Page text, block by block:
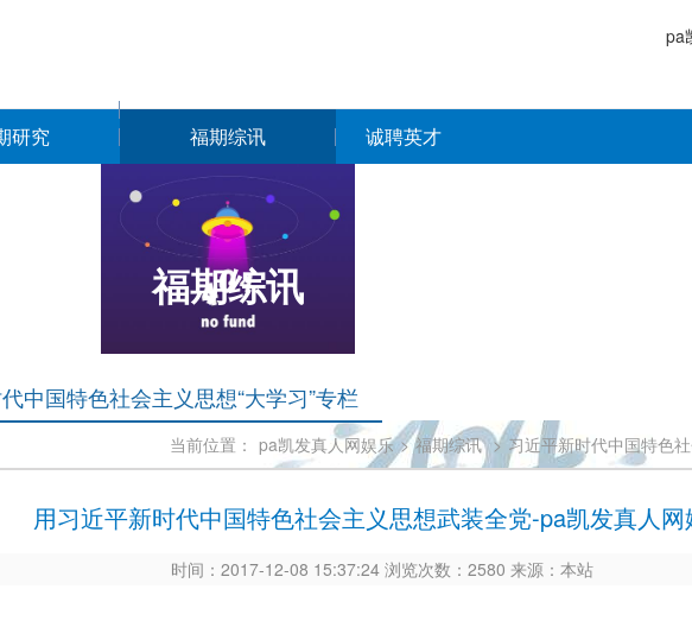
pa
研究 福期综讯 诚聘英才
福期综讯
中国特色社会主义思想“大学习”专栏
当前位置： pa凯发真人网娱乐 > 福期综讯 > 习近平新时代中国特色
用习近平新时代中国特色社会主义思想武装全党-pa凯发真人网
时间：2017-12-08 15:37:24 浏览次数：2580 来源：本站